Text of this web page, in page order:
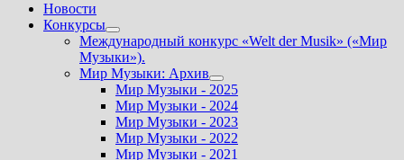
Новости
Конкурсы
Показать
подменю
Международный конкурс «Welt der Musik» («Мир
Музыки»).
Мир Музыки: Архив
Показать
подменю
Мир Музыки - 2025
Мир Музыки - 2024
Мир Музыки - 2023
Мир Музыки - 2022
Мир Музыки - 2021